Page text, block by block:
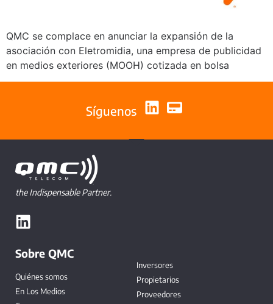
QMC se complace en anunciar la expansión de la
asociación con Eletromidia, una empresa de publicidad
en medios exteriores (MOOH) cotizada en bolsa
Síguenos
the Indispensable Partner.
Sobre QMC
Quiénes somos
En Los Medios
Inversores
Propietarios
Proveedores